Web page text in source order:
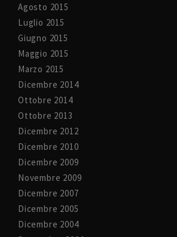
Agosto 2015
Luglio 2015
Giugno 2015
Maggio 2015
Marzo 2015
Dicembre 2014
Ottobre 2014
Ottobre 2013
Dicembre 2012
Dicembre 2010
Dicembre 2009
Novembre 2009
Dicembre 2007
Dicembre 2005
Dicembre 2004